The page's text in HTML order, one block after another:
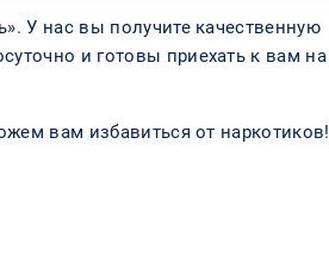
У нас вы получите качественную
и готовы приехать к вам на
вам избавиться от наркотиков!